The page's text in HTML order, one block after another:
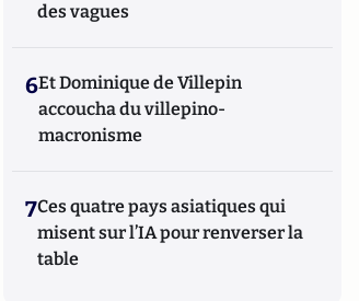
des vagues
6Et Dominique de Villepin
accoucha du villepino-
macronisme
7Ces quatre pays asiatiques qui
misent sur l’IA pour renverser la
table